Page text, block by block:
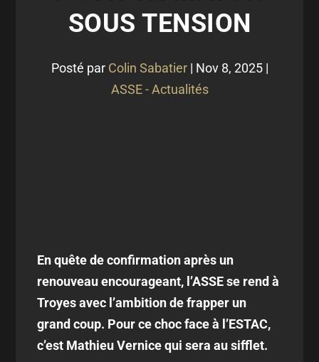
SOUS TENSION
Posté par Colin Sabatier| Nov 8, 2025|
ASSE - Actualités
En quête de confirmation après un
renouveau encourageant, l’ASSE se rend à
Troyes avec l’ambition de frapper un
grand coup. Pour ce choc face à l’ESTAC,
c’est Mathieu Vernice qui sera au sifflet.